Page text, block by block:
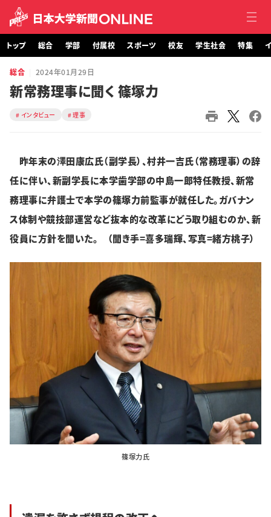
トップ
付属校
スポーツ
校友
特集・企画
購読 日大文芸賞
学生記者募集 お問い合わせ
トップ 総合 学部 付属校 スポーツ 校友 学生社会 特集
総合 2024年01月29日
新常務理事に聞く 篠塚力
インタビュー 理事
昨年末の澤田康広氏（副学長）、村井一吉氏（常務理事）の辞
任に伴い、新副学長に本学歯学部の中島一郎特任教授、新常
務理事に弁護士で本学の篠塚力前監事が就任した。ガバナン
ス体制や競技部運営など抜本的な改革にどう取り組むのか、新
役員に方針を聞いた。 （聞き手=喜多瑞輝、写真=緒方桃子）
篠塚力氏